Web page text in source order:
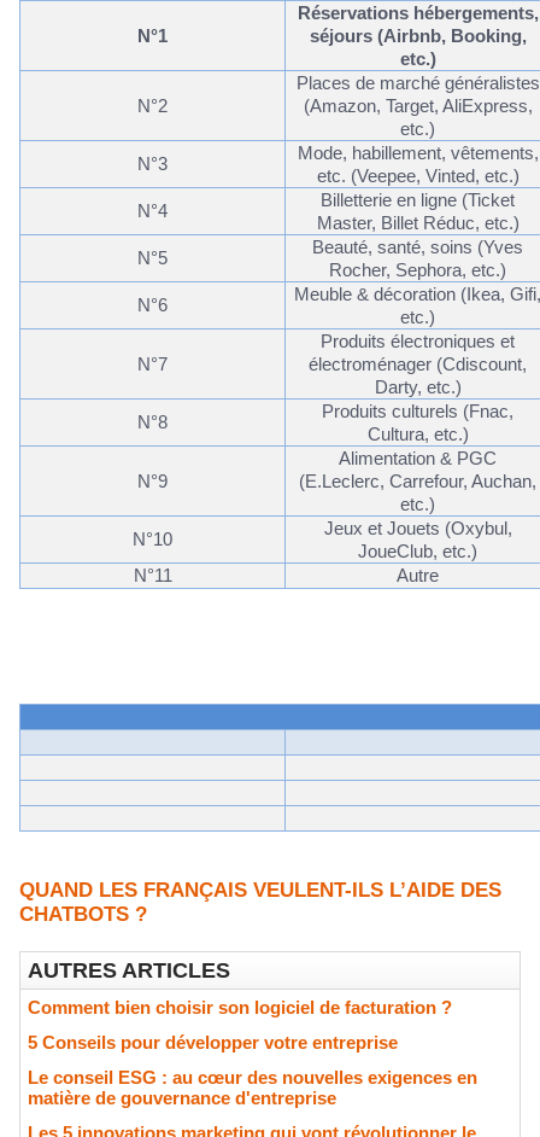
N°1
Réservations hébergements,
séjours (Airbnb, Booking,
etc.)
N°2
Places de marché généralistes
(Amazon, Target, AliExpress,
etc.)
N°3
Mode, habillement, vêtements,
etc. (Veepee, Vinted, etc.)
N°4
Billetterie en ligne (Ticket
Master, Billet Réduc, etc.)
N°5
Beauté, santé, soins (Yves
Rocher, Sephora, etc.)
N°6
Meuble & décoration (Ikea, Gifi,
etc.)
N°7
Produits électroniques et
électroménager (Cdiscount,
Darty, etc.)
N°8
Produits culturels (Fnac,
Cultura, etc.)
N°9
Alimentation & PGC
(E.Leclerc, Carrefour, Auchan,
etc.)
N°10
Jeux et Jouets (Oxybul,
JoueClub, etc.)
N°11
Autre
QUAND LES FRANÇAIS VEULENT-ILS L’AIDE DES
CHATBOTS ?
AUTRES ARTICLES
Comment bien choisir son logiciel de facturation ?
5 Conseils pour développer votre entreprise
Le conseil ESG : au cœur des nouvelles exigences en
matière de gouvernance d'entreprise